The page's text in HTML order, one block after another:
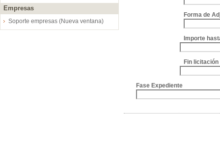
Empresas
Soporte empresas (Nueva ventana)
Forma de
Importe
Fin
Fase Expediente